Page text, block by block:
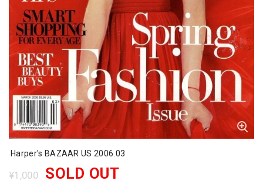
Harper's BAZAAR US 2006.03
¥1,000 SOLD OUT